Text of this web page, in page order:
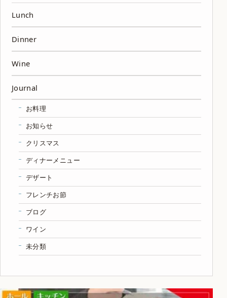
Lunch
Dinner
Wine
Journal
お料理
お知らせ
クリスマス
ディナーメニュー
デザート
フレンチお節
ブログ
ワイン
未分類